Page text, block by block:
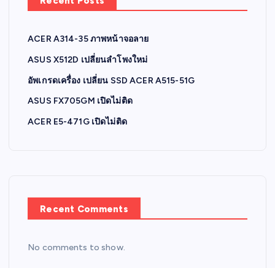
ACER A314-35 ภาพหน้าจอลาย
ASUS X512D เปลี่ยนลำโพงใหม่
อัพเกรดเครื่อง เปลี่ยน SSD ACER A515-51G
ASUS FX705GM เปิดไม่ติด
ACER E5-471G เปิดไม่ติด
Recent Comments
No comments to show.